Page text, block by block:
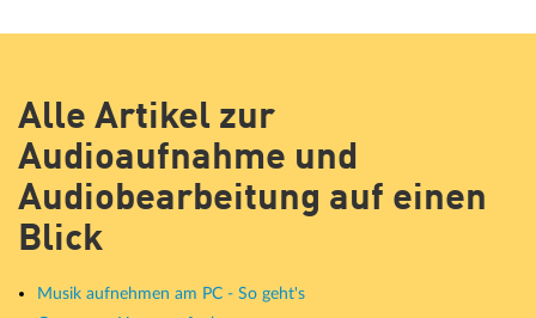
Alle Artikel zur
Audioaufnahme und
Audiobearbeitung auf einen
Blick
Musik aufnehmen am PC - So geht's